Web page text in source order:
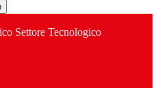
Settore Tecnologico